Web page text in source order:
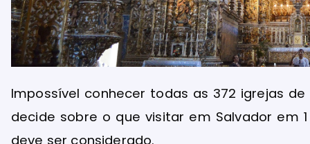
Impossível conhecer todas as 372 igrejas
decide sobre o que visitar em Salvador em
deve ser considerado.